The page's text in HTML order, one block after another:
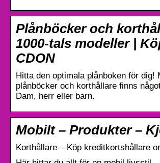
Plånböcker och
1000-tals modeller |
CDON
Hitta den optimala plånboken för dig!
plånböcker och korthållare finns
Dam, herr eller barn.
Mobilt – Produkter –
Korthållare – Köp kreditkortshållare